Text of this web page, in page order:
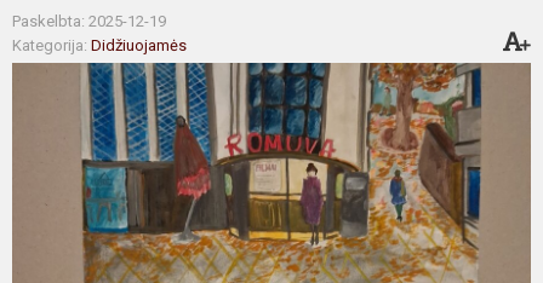
Paskelbta: 2025-12-19
Kategorija: Didžiuojamės